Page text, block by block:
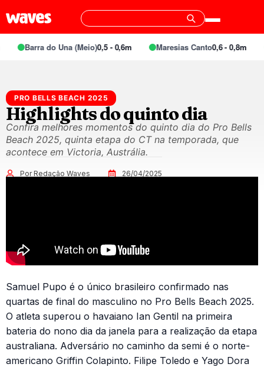
Barra do Una (Meio)0,5 - 0,6m Maresias Canto0,6 - 0,8m
PRO BELLS BEACH 2025
Highlights do quinto dia
Confira melhores momentos do quinto dia do Pro Bells
Beach 2025, quinta etapa do CT na temporada, que
acontece em Victoria, Austrália.
Por Redação Waves 26/04/2025
Samuel Pupo é o único brasileiro confirmado nas
quartas de final do masculino no Pro Bells Beach 2025.
O atleta superou o havaiano Ian Gentil na primeira
bateria do nono dia da janela para a realização da etapa
australiana. Adversário no caminho da semi é o norte-
americano Griffin Colapinto. Filipe Toledo e Yago Dora